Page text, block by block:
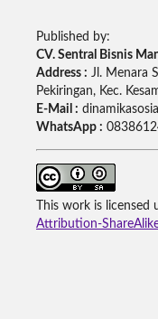
Published by:
CV. Sentral Bisnis
Address : Jl. Menara
Pekiringan, Kec.
E-Mail :
WhatsApp :
This work is licensed
Attribution-